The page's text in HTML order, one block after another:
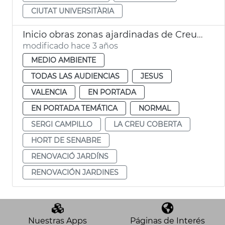
CIUTAT UNIVERSITÀRIA
Inicio obras zonas ajardinadas de Creu Coberta y l’Hort de Senabre
modificado hace 3 años
MEDIO AMBIENTE
TODAS LAS AUDIENCIAS
JESUS
VALENCIA
EN PORTADA
EN PORTADA TEMÁTICA
NORMAL
SERGI CAMPILLO
LA CREU COBERTA
HORT DE SENABRE
RENOVACIÓ JARDÍNS
RENOVACIÓN JARDINES
Nuestras Apps Páginas de Interés